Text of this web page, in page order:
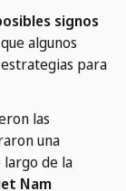
signos
algunos
para
las
una
de la
Nam